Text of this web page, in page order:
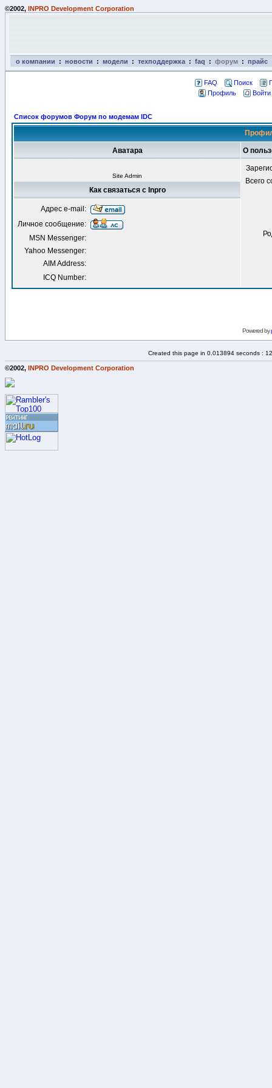
©2002, INPRO Development Corporation
о компании : новости : модели : техподдержка : faq : форум : прайс
FAQ Поиск
Профиль
Список форумов Форум по модемам IDC
Аватара О
Site Admin
Всего
Как связаться с Inpro
Адрес e-mail:
Личное сообщение:
MSN Messenger:
Yahoo Messenger:
AIM Address:
ICQ Number:
Powered by
Created this page in 0.013894 seconds :
©2002, INPRO Development Corporation